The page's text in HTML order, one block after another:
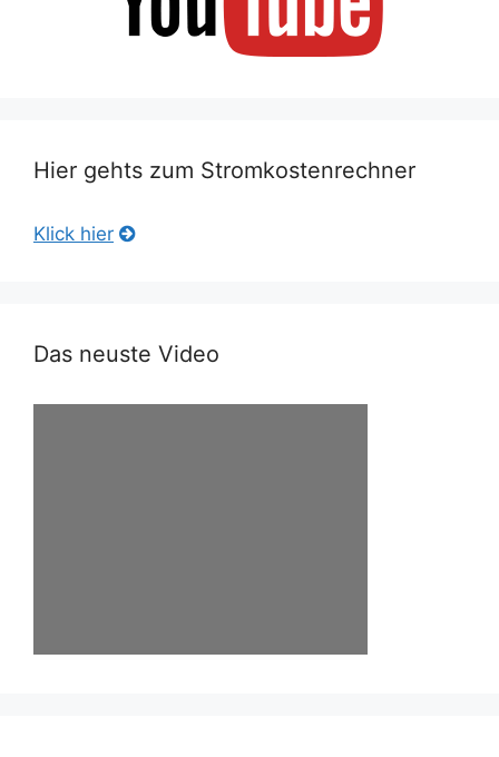
Hier gehts zum Stromkostenrechner
Klick hier
Das neuste Video